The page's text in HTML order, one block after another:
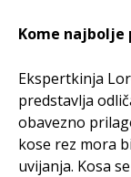
Kome najbolje
Ekspertkinja
predstavlja
obavezno
kose rez mora
uvijanja. Kosa